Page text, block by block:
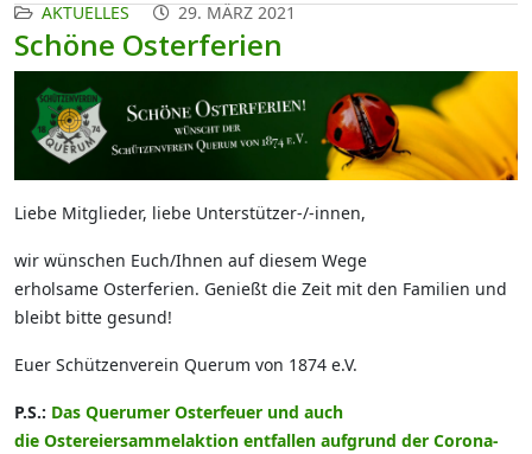
AKTUELLES 29. MÄRZ 2021
Schöne Osterferien
Liebe Mitglieder, liebe Unterstützer-/-innen,
wir wünschen Euch/Ihnen auf diesem Wege
erholsame Osterferien. Genießt die Zeit mit den Familien und
bleibt bitte gesund!
Euer Schützenverein Querum von 1874 e.V.
P.S.: Das Querumer Osterfeuer und auch
die Ostereiersammelaktion entfallen aufgrund der Corona-